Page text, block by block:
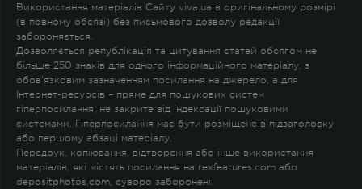
Використання матеріалів Сайту viva.ua в оригінальному розмірі
(в повному обсязі) без письмового дозволу редакції
забороняється.
Дозволяється републікація та цитування статей обсягом не
більше 250 знаків для одного інформаційного матеріалу, з
обов'язковим зазначенням посилання на джерело, а для
Інтернет-ресурсів – пряме для пошукових систем
гіперпосилання, не закрите від індексації пошуковими
системами. Гіперпосилання має бути розміщене в підзаголовку
або першому абзаці матеріалу.
Передрук, копіювання, відтворення або інше використання
матеріалів, які містять посилання на rexfeatures.com або
depositphotos.com, суворо заборонені.